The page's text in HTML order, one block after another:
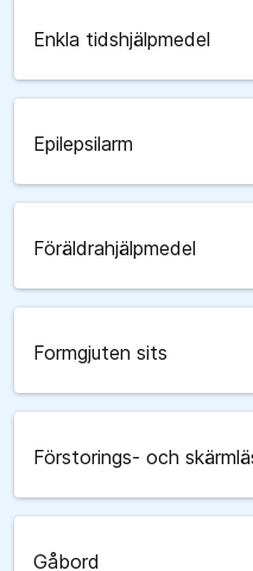
Enkla tidshjälpmedel
Epilepsilarm
Föräldrahjälpmedel
Formgjuten sits
Förstorings- och
Gåbord